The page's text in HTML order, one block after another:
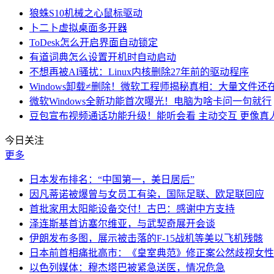
狼蛛S10机械之心鼠标驱动
卜二卜虚拟桌面多开器
ToDesk怎么开启界面自动锁定
有道词典怎么设置开机时自动启动
不想再被AI骚扰：Linux内核删除27年前的驱动程序
Windows卸载≠删除！微软工程师揭秘真相：大量文件还
微软Windows全新功能首次曝光！电脑为啥卡问一句就行
豆包宣布视频通话功能升级！能听会看 主动交互 更像真
今日关注
更多
日本发布排名：“中国第一，美日居后”
因凡蒂诺被爆曾与女员工有染，国际足联、欧足联回应
首批家用太阳能设备交付！古巴：感谢中方支持
泽连斯基首访塞尔维亚，与武契奇展开会谈
伊朗发布多图，展示被击落的F-15战机等美以飞机残骸
日本前首相痛批高市：《皇室典范》修正案公然歧视女性
以色列媒体：穆杰塔巴被紧急送医，情况危急